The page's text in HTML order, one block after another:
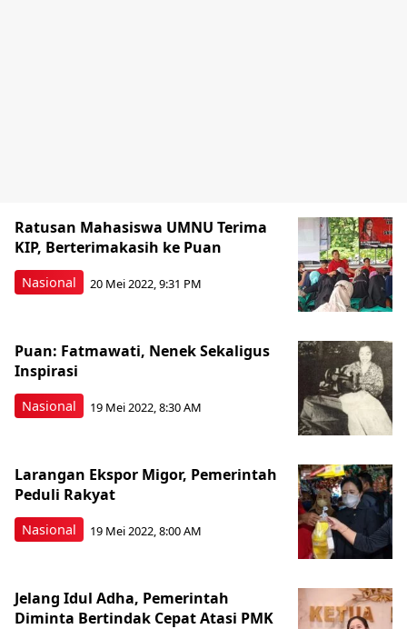
Nasional
Ratusan Mahasiswa UMNU Terima
KIP, Berterimakasih ke Puan
20 Mei 2022, 9:31 PM
Nasional
Puan: Fatmawati, Nenek Sekaligus
Inspirasi
19 Mei 2022, 8:30 AM
Nasional
Larangan Ekspor Migor, Pemerintah
Peduli Rakyat
19 Mei 2022, 8:00 AM
Jelang Idul Adha, Pemerintah
Diminta Bertindak Cepat Atasi PMK